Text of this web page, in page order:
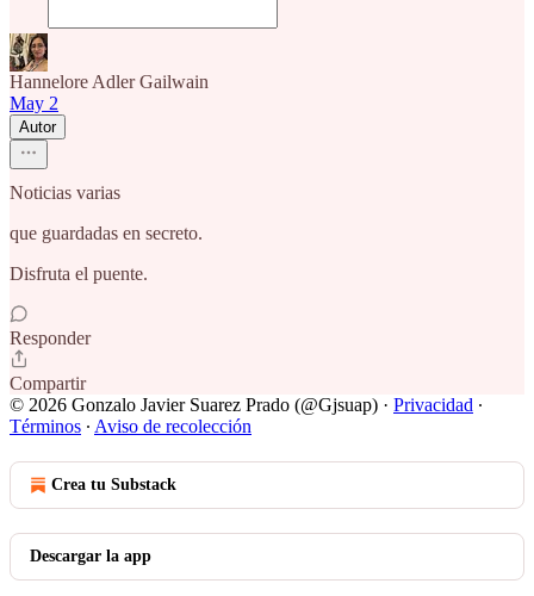
Hannelore Adler Gailwain
May 2
Autor
Noticias varias
que guardadas en secreto.
Disfruta el puente.
Responder
Compartir
© 2026 Gonzalo Javier Suarez Prado (@Gjsuap) · Privacidad ∙
Términos ∙ Aviso de recolección
Crea tu Substack
Descargar la app